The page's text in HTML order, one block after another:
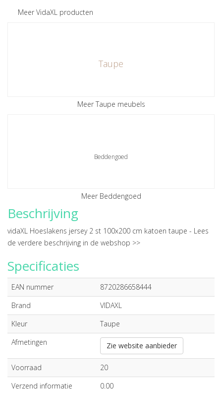
Meer VidaXL producten
Taupe
Meer Taupe meubels
Beddengoed
Meer Beddengoed
Beschrijving
vidaXL Hoeslakens jersey 2 st 100x200 cm katoen taupe - Lees
de verdere beschrijving in de webshop >>
Specificaties
EAN nummer
8720286658444
Brand
VIDAXL
Kleur
Taupe
Afmetingen
Zie website aanbieder
Voorraad
20
Verzend informatie
0.00